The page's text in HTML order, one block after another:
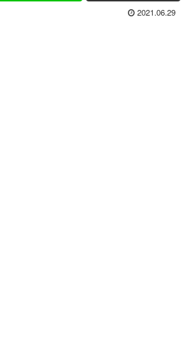
2021.06.29